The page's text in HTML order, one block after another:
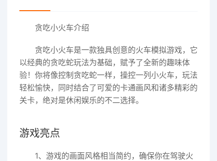
贪吃小火车介绍
贪吃小火车是一款独具创意的火车模拟游戏，它
以经典的贪吃蛇玩法为基础，赋予了全新的趣味体
验！你将像控制贪吃蛇一样，操控一列小火车，玩法
轻松愉快，同时结合了可爱的卡通画风和诸多精彩的
关卡，绝对是休闲娱乐的不二选择。
游戏亮点
1、游戏的画面风格相当简约，确保你在驾驶火